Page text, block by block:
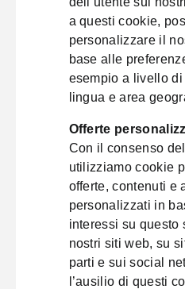
a questi cookie,
personalizzare il
base alle
esempio a livello
lingua e area
Offerte
Con il consenso
utilizziamo cookie
offerte, contenuti e
personalizzati in
interessi su questo
nostri siti web, su
parti e sui social
l’ausilio di questi